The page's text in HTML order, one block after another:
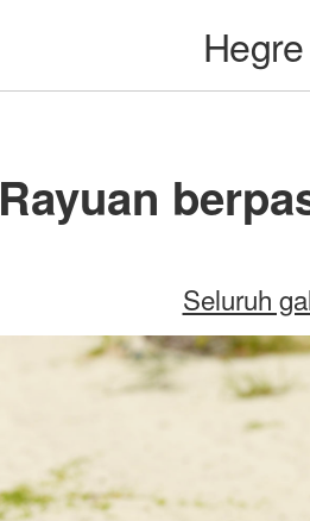
Hegre
Rayuan
Seluruh